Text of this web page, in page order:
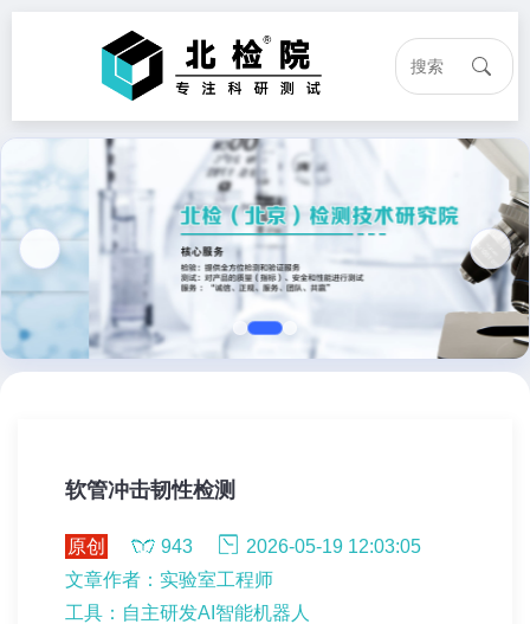
软管冲击韧性检测
原创 943
2026-05-19 12:03:05
文章作者：实验室工程师
工具：自主研发AI智能机器人